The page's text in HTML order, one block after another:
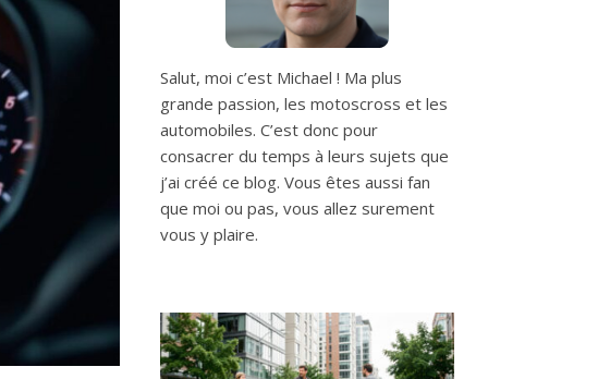
Salut, moi c’est Michael ! Ma plus
grande passion, les motoscross et les
automobiles. C’est donc pour
consacrer du temps à leurs sujets que
j’ai créé ce blog. Vous êtes aussi fan
que moi ou pas, vous allez surement
vous y plaire.